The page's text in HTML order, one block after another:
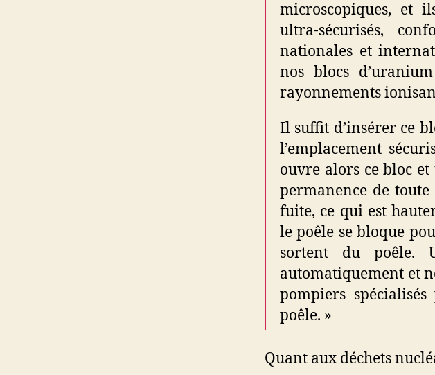
microscopiques, et
ultra-sécurisés,
nationales et
nos blocs
rayonnements
Il suffit d’insérer ce
l’emplacement
ouvre alors ce bloc
permanence de
fuite, ce qui est
le poêle se bloque
sortent du poêle.
automatiquement et
pompiers
poêle. »
Quant aux déchets